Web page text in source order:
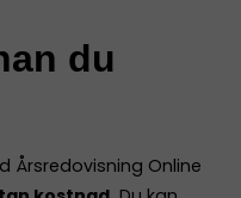
du
Årsredovisning Online